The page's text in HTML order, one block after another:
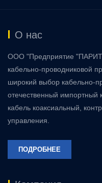
О нас
ООО "Предприятие
кабельно-проводниковой
широкий выбор кабельно-
отечественный импортный
кабель коаксиальный,
управления.
ПОДРОБНЕЕ